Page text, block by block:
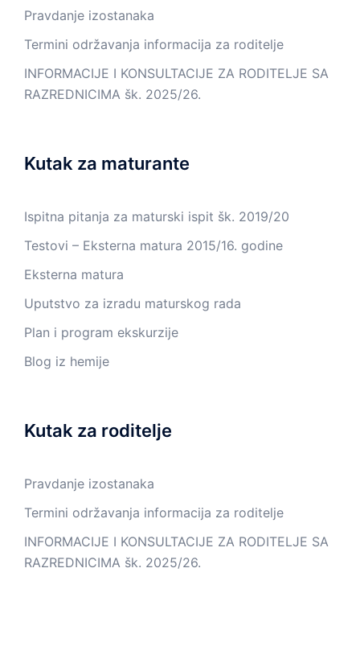
Pravdanje izostanaka
Termini održavanja informacija za roditelje
INFORMACIJE I KONSULTACIJE ZA RODITELJE SA
RAZREDNICIMA šk. 2025/26.
Kutak za maturante
Ispitna pitanja za maturski ispit šk. 2019/20
Testovi – Eksterna matura 2015/16. godine
Eksterna matura
Uputstvo za izradu maturskog rada
Plan i program ekskurzije
Blog iz hemije
Kutak za roditelje
Pravdanje izostanaka
Termini održavanja informacija za roditelje
INFORMACIJE I KONSULTACIJE ZA RODITELJE SA
RAZREDNICIMA šk. 2025/26.